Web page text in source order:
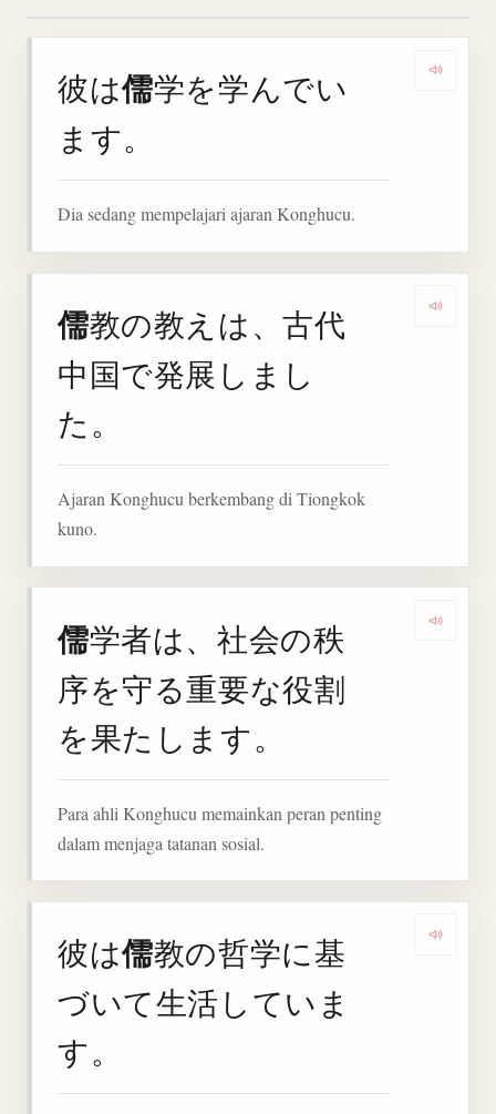
彼は儒学を学んでい
ます。
Dia sedang mempelajari ajaran Konghucu.
儒教の教えは、古代
中国で発展しまし
た。
Ajaran Konghucu berkembang di Tiongkok
kuno.
儒学者は、社会の秩
序を守る重要な役割
を果たします。
Para ahli Konghucu memainkan peran penting
dalam menjaga tatanan sosial.
彼は儒教の哲学に基
づいて生活していま
す。